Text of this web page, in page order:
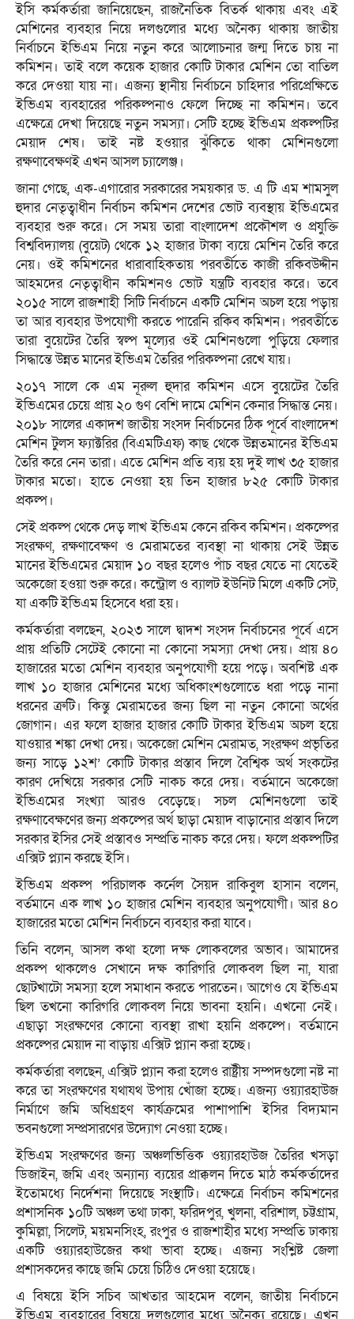
ইসি কর্মকর্তারা জানিয়েছেন, রাজনৈতিক বিতর্ক থাকায় এবং এই
মেশিনের ব্যবহার নিয়ে দলগুলোর মধ্যে অনৈক্য থাকায় জাতীয়
নির্বাচনে ইভিএম নিয়ে নতুন করে আলোচনার জন্ম দিতে চায় না
কমিশন। তাই বলে কয়েক হাজার কোটি টাকার মেশিন তো বাতিল
করে দেওয়া যায় না। এজন্য স্থানীয় নির্বাচনে চাহিদার পরিপ্রেক্ষিতে
ইভিএম ব্যবহারের পরিকল্পনাও ফেলে দিচ্ছে না কমিশন। তবে
এক্ষেত্রে দেখা দিয়েছে নতুন সমস্যা। সেটি হচ্ছে ইভিএম প্রকল্পটির
মেয়াদ শেষ। তাই নষ্ট হওয়ার ঝুঁকিতে থাকা মেশিনগুলো
রক্ষণাবেক্ষণই এখন আসল চ্যালেঞ্জ।
জানা গেছে, এক-এগারোর সরকারের সময়কার ড. এ টি এম শামসুল
হুদার নেতৃত্বাধীন নির্বাচন কমিশন দেশের ভোট ব্যবস্থায় ইভিএমের
ব্যবহার শুরু করে। সে সময় তারা বাংলাদেশ প্রকৌশল ও প্রযুক্তি
বিশ্ববিদ্যালয় (বুয়েট) থেকে ১২ হাজার টাকা ব্যয়ে মেশিন তৈরি করে
নেয়। ওই কমিশনের ধারাবাহিকতায় পরবর্তীতে কাজী রকিবউদ্দীন
আহমদের নেতৃত্বাধীন কমিশনও ভোট যন্ত্রটি ব্যবহার করে। তবে
২০১৫ সালে রাজশাহী সিটি নির্বাচনে একটি মেশিন অচল হয়ে পড়ায়
তা আর ব্যবহার উপযোগী করতে পারেনি রকিব কমিশন। পরবর্তীতে
তারা বুয়েটের তৈরি স্বল্প মূল্যের ওই মেশিনগুলো পুড়িয়ে ফেলার
সিদ্ধান্তে উন্নত মানের ইভিএম তৈরির পরিকল্পনা রেখে যায়।
২০১৭ সালে কে এম নূরুল হুদার কমিশন এসে বুয়েটের তৈরি
ইভিএমের চেয়ে প্রায় ২০ গুণ বেশি দামে মেশিন কেনার সিদ্ধান্ত নেয়।
২০১৮ সালের একাদশ জাতীয় সংসদ নির্বাচনের ঠিক পূর্বে বাংলাদেশ
মেশিন টুলস ফ্যাক্টরির (বিএমটিএফ) কাছ থেকে উন্নতমানের ইভিএম
তৈরি করে নেন তারা। এতে মেশিন প্রতি ব্যয় হয় দুই লাখ ৩৫ হাজার
টাকার মতো। হাতে নেওয়া হয় তিন হাজার ৮২৫ কোটি টাকার
প্রকল্প।
সেই প্রকল্প থেকে দেড় লাখ ইভিএম কেনে রকিব কমিশন। প্রকল্পের
সংরক্ষণ, রক্ষণাবেক্ষণ ও মেরামতের ব্যবস্থা না থাকায় সেই উন্নত
মানের ইভিএমের মেয়াদ ১০ বছর হলেও পাঁচ বছর যেতে না যেতেই
অকেজো হওয়া শুরু করে। কন্ট্রোল ও ব্যালট ইউনিট মিলে একটি সেট,
যা একটি ইভিএম হিসেবে ধরা হয়।
কর্মকর্তারা বলছেন, ২০২৩ সালে দ্বাদশ সংসদ নির্বাচনের পূর্বে এসে
প্রায় প্রতিটি সেটেই কোনো না কোনো সমস্যা দেখা দেয়। প্রায় ৪০
হাজারের মতো মেশিন ব্যবহার অনুপযোগী হয়ে পড়ে। অবশিষ্ট এক
লাখ ১০ হাজার মেশিনের মধ্যে অধিকাংশগুলোতে ধরা পড়ে নানা
ধরনের ত্রুটি। কিন্তু মেরামতের জন্য ছিল না নতুন কোনো অর্থের
জোগান। এর ফলে হাজার হাজার কোটি টাকার ইভিএম অচল হয়ে
যাওয়ার শঙ্কা দেখা দেয়। অকেজো মেশিন মেরামত, সংরক্ষণ প্রভৃতির
জন্য সাড়ে ১২শ’ কোটি টাকার প্রস্তাব দিলে বৈশ্বিক অর্থ সংকটের
কারণ দেখিয়ে সরকার সেটি নাকচ করে দেয়। বর্তমানে অকেজো
ইভিএমের সংখ্যা আরও বেড়েছে। সচল মেশিনগুলো তাই
রক্ষণাবেক্ষণের জন্য প্রকল্পের অর্থ ছাড়া মেয়াদ বাড়ানোর প্রস্তাব দিলে
সরকার ইসির সেই প্রস্তাবও সম্প্রতি নাকচ করে দেয়। ফলে প্রকল্পটির
এক্সিট প্ল্যান করছে ইসি।
ইভিএম প্রকল্প পরিচালক কর্নেল সৈয়দ রাকিবুল হাসান বলেন,
বর্তমানে এক লাখ ১০ হাজার মেশিন ব্যবহার অনুপযোগী। আর ৪০
হাজারের মতো মেশিন নির্বাচনে ব্যবহার করা যাবে।
তিনি বলেন, আসল কথা হলো দক্ষ লোকবলের অভাব। আমাদের
প্রকল্প থাকলেও সেখানে দক্ষ কারিগরি লোকবল ছিল না, যারা
ছোটখাটো সমস্যা হলে সমাধান করতে পারতেন। আগেও যে ইভিএম
ছিল তখনো কারিগরি লোকবল নিয়ে ভাবনা হয়নি। এখনো নেই।
এছাড়া সংরক্ষণের কোনো ব্যবস্থা রাখা হয়নি প্রকল্পে। বর্তমানে
প্রকল্পের মেয়াদ না বাড়ায় এক্সিট প্ল্যান করা হচ্ছে।
কর্মকর্তারা বলছেন, এক্সিট প্ল্যান করা হলেও রাষ্ট্রীয় সম্পদগুলো নষ্ট না
করে তা সংরক্ষণের যথাযথ উপায় খোঁজা হচ্ছে। এজন্য ওয়্যারহাউজ
নির্মাণে জমি অধিগ্রহণ কার্যক্রমের পাশাপাশি ইসির বিদ্যমান
ভবনগুলো সম্প্রসারণের উদ্যোগ নেওয়া হচ্ছে।
ইভিএম সংরক্ষণের জন্য অঞ্চলভিত্তিক ওয়্যারহাউজ তৈরির খসড়া
ডিজাইন, জমি এবং অন্যান্য ব্যয়ের প্রাক্কলন দিতে মাঠ কর্মকর্তাদের
ইতোমধ্যে নির্দেশনা দিয়েছে সংস্থাটি। এক্ষেত্রে নির্বাচন কমিশনের
প্রশাসনিক ১০টি অঞ্চল তথা ঢাকা, ফরিদপুর, খুলনা, বরিশাল, চট্টগ্রাম,
কুমিল্লা, সিলেট, ময়মনসিংহ, রংপুর ও রাজশাহীর মধ্যে সম্প্রতি ঢাকায়
একটি ওয়্যারহাউজের কথা ভাবা হচ্ছে। এজন্য সংশ্লিষ্ট জেলা
প্রশাসকদের কাছে জমি চেয়ে চিঠিও দেওয়া হয়েছে।
এ বিষয়ে ইসি সচিব আখতার আহমেদ বলেন, জাতীয় নির্বাচনে